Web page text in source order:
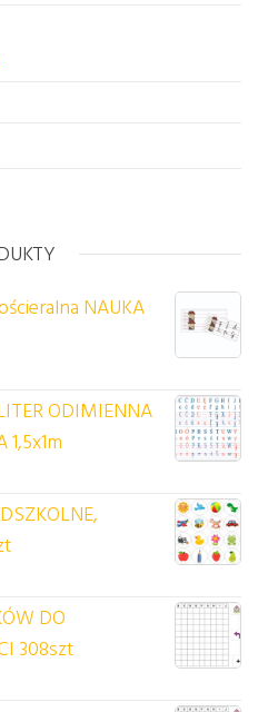
NAUKA
85,00 zł.
wynosi: 80,00 zł.
ODIMIENNA
70,00 zł.
wynosi: 60,00 zł.
DO
308szt
140,00 zł.
wynosi: 120,00 zł.